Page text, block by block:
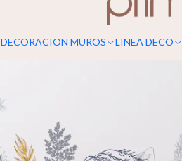
DECORACION MUROS LINEA DECO